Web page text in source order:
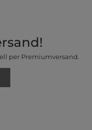
per Premiumversand.